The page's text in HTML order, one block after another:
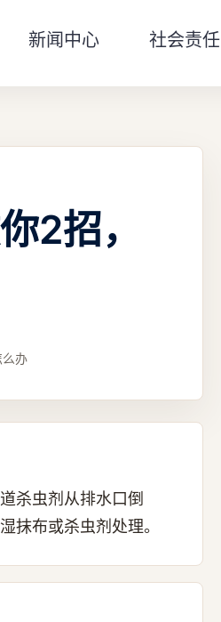
新闻中心 社会责任
2招，
办
杀虫剂从排水口倒
抹布或杀虫剂处理。